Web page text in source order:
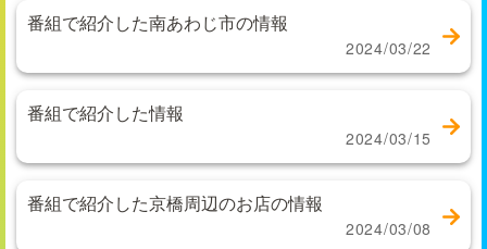
番組で紹介した南あわじ市の情報
2024/03/22
番組で紹介した情報
2024/03/15
番組で紹介した京橋周辺のお店の情報
2024/03/08